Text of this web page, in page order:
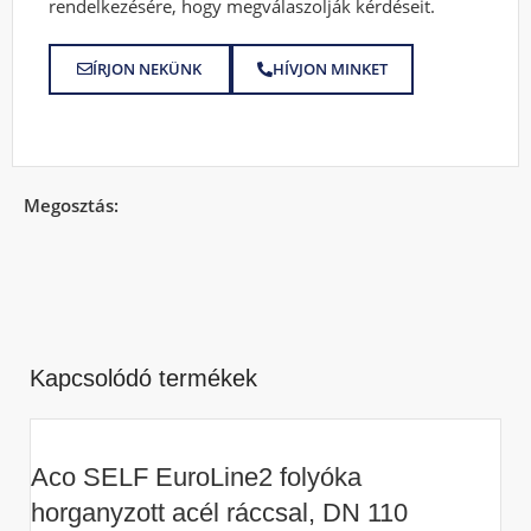
rendelkezésére, hogy megválaszolják kérdéseit.
ÍRJON NEKÜNK HÍVJON MINKET
Megosztás:
Kapcsolódó termékek
Aco SELF EuroLine2 folyóka
horganyzott acél ráccsal, DN 110